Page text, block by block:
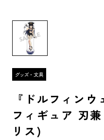
『ドルフィン
フィギュア 刃
リス)